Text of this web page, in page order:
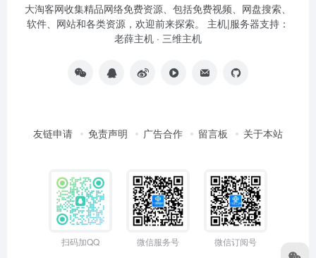
大淘客网收集精品网络免费资源、包括免费视频、网盘搜索、
软件、网站和各类资源，欢迎前来探索。 主机|服务器支持：
老薛主机 · 三维主机
友链申请 免责声明 广告合作 留言板 关于本站
扫码加QQ 微信服务号 微信订阅号